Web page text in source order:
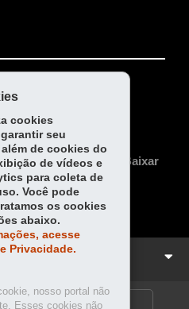
Fa
ce
bo
ok
Tw
itt
er
ts
Ap
p
Imprimir Baixar
cookies
seu
de cookies do
de vídeos e
para coleta de
Você pode
os cookies
abaixo.
acesse
Privacidade.
nosso portal não
Esses cookies não